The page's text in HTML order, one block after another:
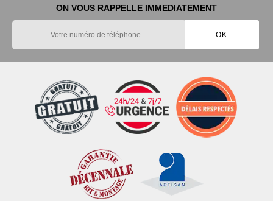
ON VOUS RAPPELLE IMMEDIATEMENT